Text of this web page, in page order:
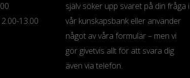
13.00
själv söker upp svaret på din fråga i
vår kunskapsbank eller använder
något av våra formulär – men vi
gör givetvis allt för att svara dig
även via telefon.